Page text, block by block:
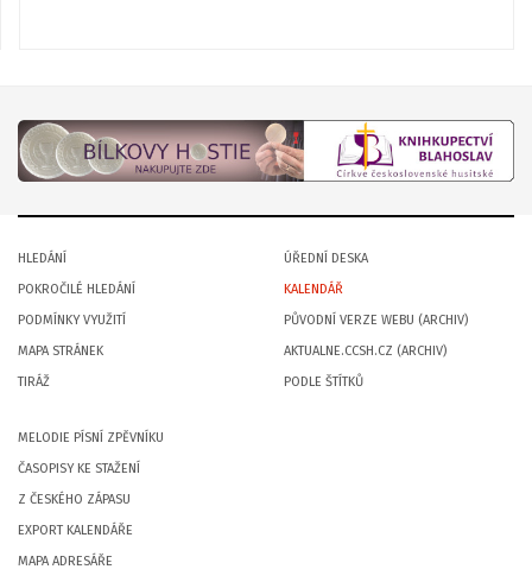
HLEDÁNÍ
POKROČILÉ HLEDÁNÍ
PODMÍNKY VYUŽITÍ
MAPA STRÁNEK
TIRÁŽ
ÚŘEDNÍ DESKA
KALENDÁŘ
PŮVODNÍ VERZE WEBU (ARCHIV)
AKTUALNE.CCSH.CZ (ARCHIV)
PODLE ŠTÍTKŮ
MELODIE PÍSNÍ ZPĚVNÍKU
ČASOPISY KE STAŽENÍ
Z ČESKÉHO ZÁPASU
EXPORT KALENDÁŘE
MAPA ADRESÁŘE